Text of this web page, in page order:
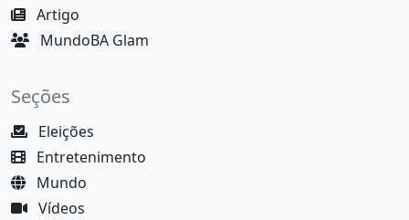
Artigo
MundoBA Glam
Seções
Eleições
Entretenimento
Mundo
Vídeos